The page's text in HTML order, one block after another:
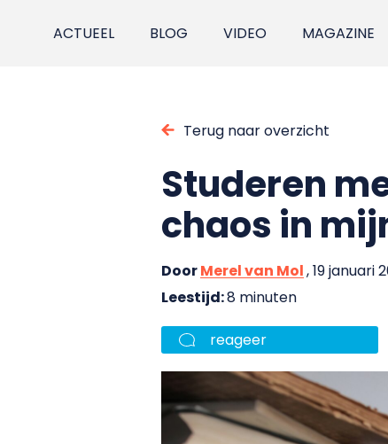
ACTUEEL BLOG VIDEO MAGAZINE
Terug naar overzicht
Studeren
chaos in
DoorMerel van Mol, 19 januari
Leestijd:8 minuten
reageer